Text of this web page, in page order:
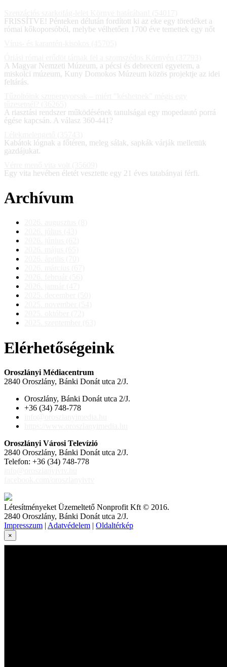
FRISSÍTVE! Pénteken délután fordított ki az eke egy töredéket a
római kőkoporsóból, melybe vélhetően 1700 éve temettek egy nőt
A Magyar Nemzeti Múzeum, a pécsi és debreceni egyetem, a
miskolci múzeum, Kuny Domokos Múzeum közös projektje az idei
feltárás.
A riasztási rendszer működésének tanulságai egy mopedautó porrá
égése kapcsán. A válasz 360-441?
Kabátok lógnak a főtéren, meleg sálak, sapkák várják mellettük
gazdájukat.
Egy vita hevében életét vesztette egy 21 éves tatabányai férfi.
Archívum
Elérhetőségeink
Oroszlányi Médiacentrum
2840 Oroszlány, Bánki Donát utca 2/J.
Oroszlány, Bánki Donát utca 2/J.
+36 (34) 748-778
Oroszlányi Városi Televízió
2840 Oroszlány, Bánki Donát utca 2/J.
Telefon: +36 (34) 748-778
Létesítményeket Üzemeltető Nonprofit Kft © 2016.
2840 Oroszlány, Bánki Donát utca 2/J.
Impresszum | Adatvédelem | Oldaltérkép
×